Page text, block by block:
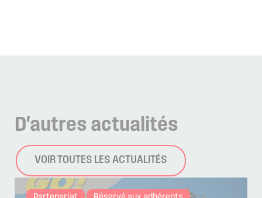
D'autres actualités
VOIR TOUTES LES ACTUALITÉS